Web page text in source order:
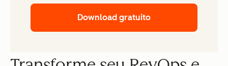
Download gratuito